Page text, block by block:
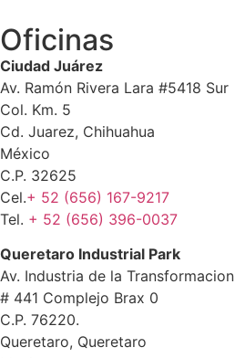
Oficinas
Ciudad Juárez
Av. Ramón Rivera Lara #5418 Sur
Col. Km. 5
Cd. Juarez, Chihuahua
México
C.P. 32625
Cel.+ 52 (656) 167-9217
Tel. + 52 (656) 396-0037
Queretaro Industrial Park
Av. Industria de la Transformacion
# 441 Complejo Brax 0
C.P. 76220.
Queretaro, Queretaro